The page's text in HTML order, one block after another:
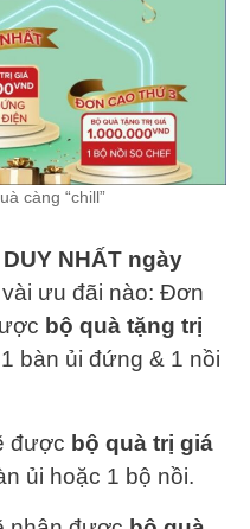
càng “chill”
NHẤT ngày
ưu đãi nào: Đơn
bộ quà tặng trị
bàn ủi đứng & 1 nồi
được bộ quà trị giá
ủi hoặc 1 bộ nồi.